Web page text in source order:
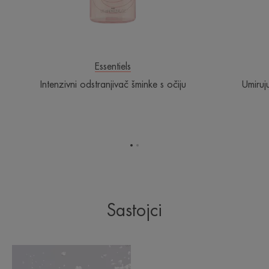
Essentiels
Intenzivni odstranjivač šminke s očiju
Sastojci